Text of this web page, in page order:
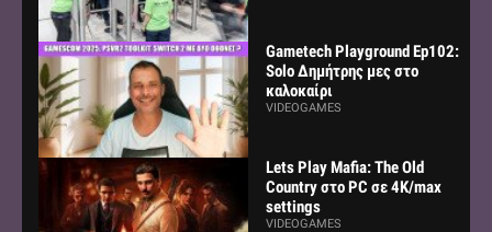
Gametech Playground Ep102:
Solo Δημήτρης μες στο
καλοκαίρι
VIDEOGAMES
Lets Play Mafia: The Old
Country στο PC σε 4K/max
settings
VIDEOGAMES